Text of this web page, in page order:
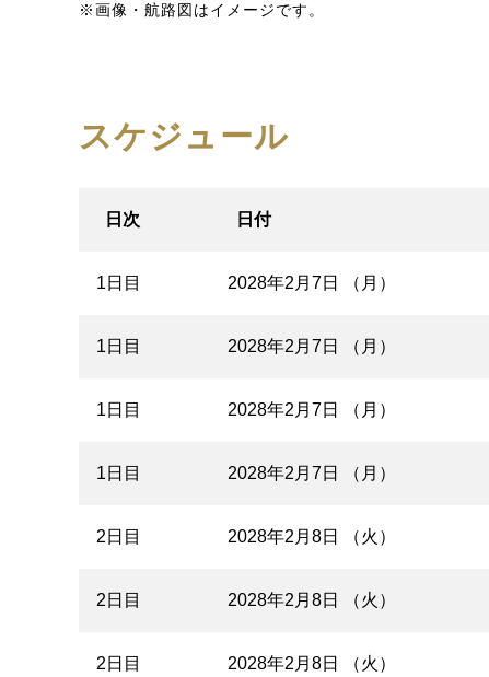
※画像・航路図はイメージです。
スケジュール
日次 日付
1日目 2028年2月7日 （月）
1日目 2028年2月7日 （月）
1日目 2028年2月7日 （月）
1日目 2028年2月7日 （月）
2日目 2028年2月8日 （火）
2日目 2028年2月8日 （火）
2日目 2028年2月8日 （火）